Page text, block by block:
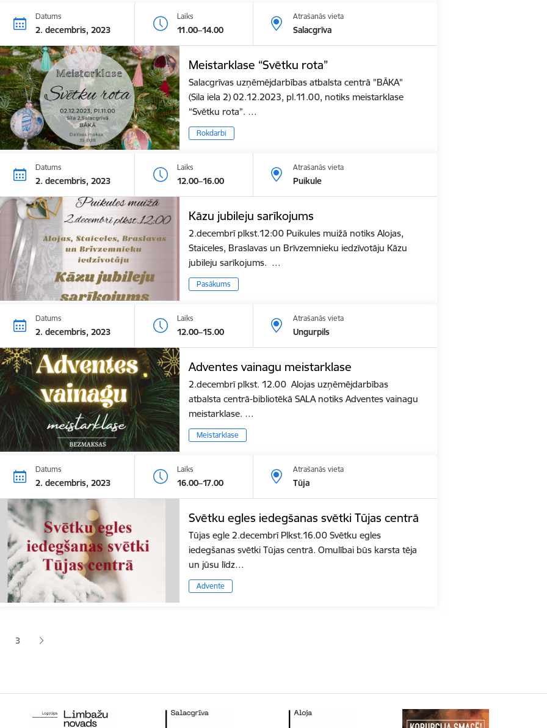
Datums
2. decembris, 2023
Laiks
11.00–14.00
Atrašanās vieta
Salacgrīva
Meistarklase “Svētku rota”
Salacgrīvas uzņēmējdarbības atbalsta centrā "BĀKA"
(Sila iela 2) 02.12.2023, pl.11.00, notiks meistarklase
“Svētku rota”. …
Rokdarbi
Datums
2. decembris, 2023
Laiks
12.00–16.00
Atrašanās vieta
Puikule
Kāzu jubileju sarīkojums
2.decembrī plkst.12:00 Puikules muižā notiks Alojas,
Staiceles, Braslavas un Brīvzemnieku iedzīvotāju Kāzu
jubileju sarīkojums. …
Pasākums
Datums
2. decembris, 2023
Laiks
12.00–15.00
Atrašanās vieta
Ungurpils
Adventes vainagu meistarklase
2.decembrī plkst. 12.00 Alojas uzņēmējdarbības
atbalsta centrā-bibliotēkā SALA notiks Adventes vainagu
meistarklase. …
Meistarklase
Datums
2. decembris, 2023
Laiks
16.00–17.00
Atrašanās vieta
Tūja
Svētku egles iedegšanas svētki Tūjas centrā
Tūjas egle 2.decembrī Plkst.16.00 Svētku egles
iedegšanas svētki Tūjas centrā. Omulībai būs karsta tēja
un jūsu līdz…
Advente
lapaLapa
3